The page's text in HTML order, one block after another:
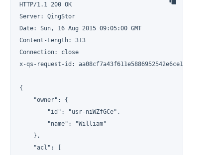
HTTP/1.1 200 OK
Server: QingStor
Date: Sun, 16 Aug 2015 09:05:00 GMT
Content-Length: 313
Connection: close
x-qs-request-id: aa08cf7a43f611e5886952542e6ce14b
{
    "owner": {
        "id": "usr-niWZfGCe",
        "name": "William"
    },
    "acl": [